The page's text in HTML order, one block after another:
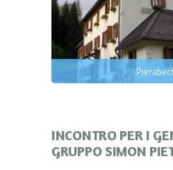
INCONTRO PER I
GRUPPO SIMON